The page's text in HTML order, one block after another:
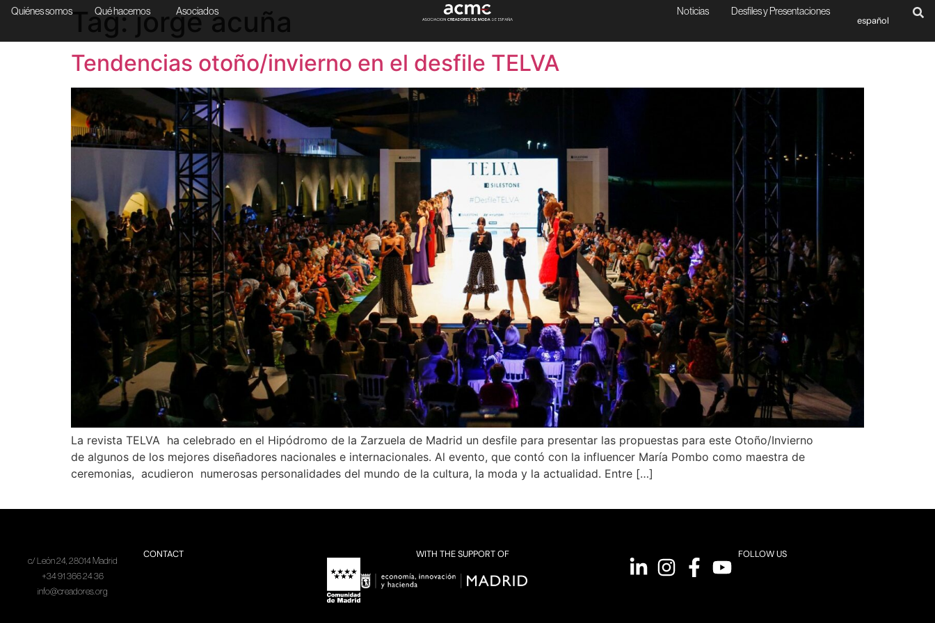
Quiénes somos Qué hacemos Asociados Noticias Desfiles y Presentaciones
español
Tag:jorge acuña
Tendencias otoño/invierno en el desfile TELVA
La revista TELVA ha celebrado en el Hipódromo de la Zarzuela de Madrid un desfile para presentar las propuestas para este Otoño/Invierno
de algunos de los mejores diseñadores nacionales e internacionales. Al evento, que contó con la influencer María Pombo como maestra de
ceremonias, acudieron numerosas personalidades del mundo de la cultura, la moda y la actualidad. Entre […]
CONTACT
c/ León 24, 28014 Madrid
+34 91 366 24 36
info@creadores.org
WITH THE SUPPORT OF FOLLOW US